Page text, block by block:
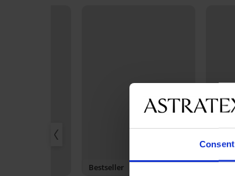
Consent
Bestseller